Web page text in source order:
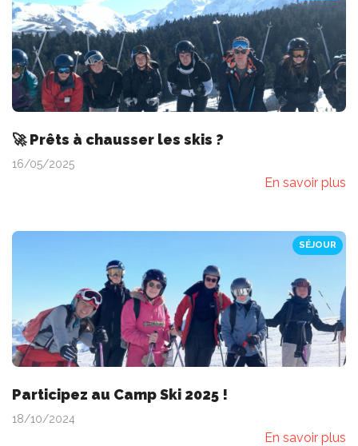
🚀 Prêts à chausser les skis ?
16/05/2025
En savoir plus
SÉJOUR
Participez au Camp Ski 2025 !
18/10/2024
En savoir plus